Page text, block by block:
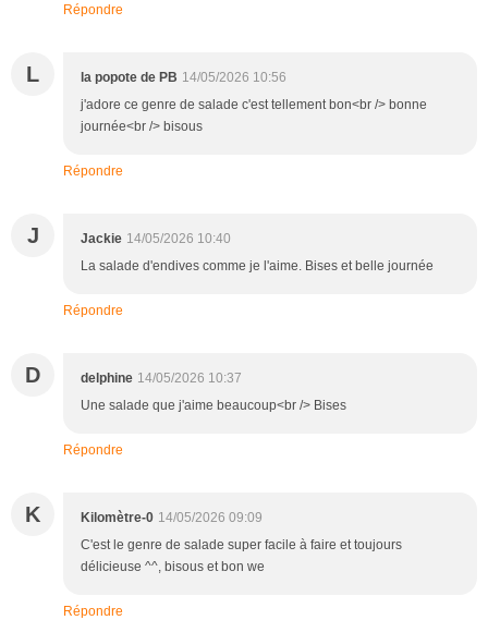
Répondre
L la popote de PB 14/05/2026 10:56
j'adore ce genre de salade c'est tellement bon<br /> bonne
journée<br /> bisous
Répondre
J Jackie 14/05/2026 10:40
La salade d'endives comme je l'aime. Bises et belle journée
Répondre
D delphine 14/05/2026 10:37
Une salade que j'aime beaucoup<br /> Bises
Répondre
K Kilomètre-0 14/05/2026 09:09
C'est le genre de salade super facile à faire et toujours
délicieuse ^^, bisous et bon we
Répondre